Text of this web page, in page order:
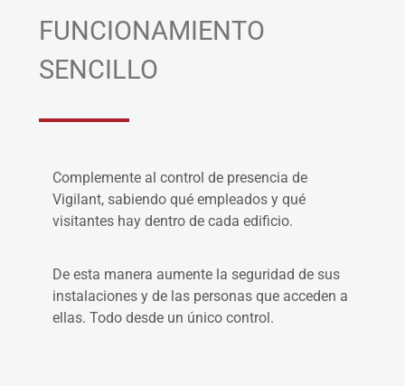
FUNCIONAMIENTO
SENCILLO
Complemente al control de presencia de
Vigilant, sabiendo qué empleados y qué
visitantes hay dentro de cada edificio.
De esta manera aumente la seguridad de sus
instalaciones y de las personas que acceden a
ellas. Todo desde un único control.